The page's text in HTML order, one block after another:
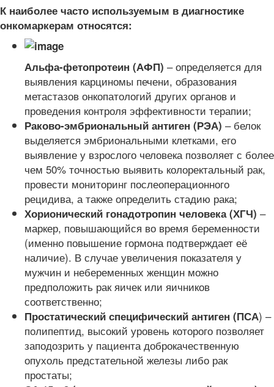
К наиболее часто используемым в диагностике
онкомаркерам относятся:
Альфа-фетопротеин (АФП) – определяется для
выявления карциномы печени, образования
метастазов онкопатологий других органов и
проведения контроля эффективности терапии;
Раково-эмбриональный антиген (РЭА) – белок
выделяется эмбриональными клетками, его
выявление у взрослого человека позволяет с более
чем 50% точностью выявить колоректальный рак,
провести мониторинг послеоперационного
рецидива, а также определить стадию рака;
Хорионический гонадотропин человека (ХГЧ) –
маркер, повышающийся во время беременности
(именно повышение гормона подтверждает её
наличие). В случае увеличения показателя у
мужчин и небеременных женщин можно
предположить рак яичек или яичников
соответственно;
Простатический специфический антиген (ПСА) –
полипептид, высокий уровень которого позволяет
заподозрить у пациента доброкачественную
опухоль предстательной железы либо рак
простаты;